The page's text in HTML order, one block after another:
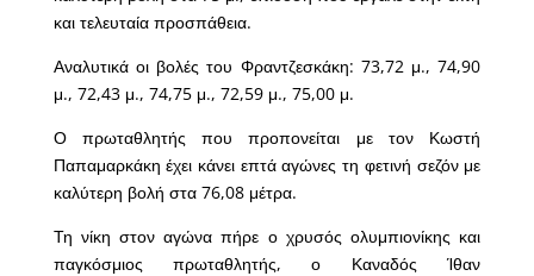
και τελευταία προσπάθεια.
Αναλυτικά οι βολές του Φραντζεσκάκη: 73,72 μ., 74,90
μ., 72,43 μ., 74,75 μ., 72,59 μ., 75,00 μ.
Ο πρωταθλητής που προπονείται με τον Κωστή
Παπαμαρκάκη έχει κάνει επτά αγώνες τη φετινή σεζόν με
καλύτερη βολή στα 76,08 μέτρα.
Τη νίκη στον αγώνα πήρε ο χρυσός ολυμπιονίκης και
παγκόσμιος πρωταθλητής, ο Καναδός Ίθαν